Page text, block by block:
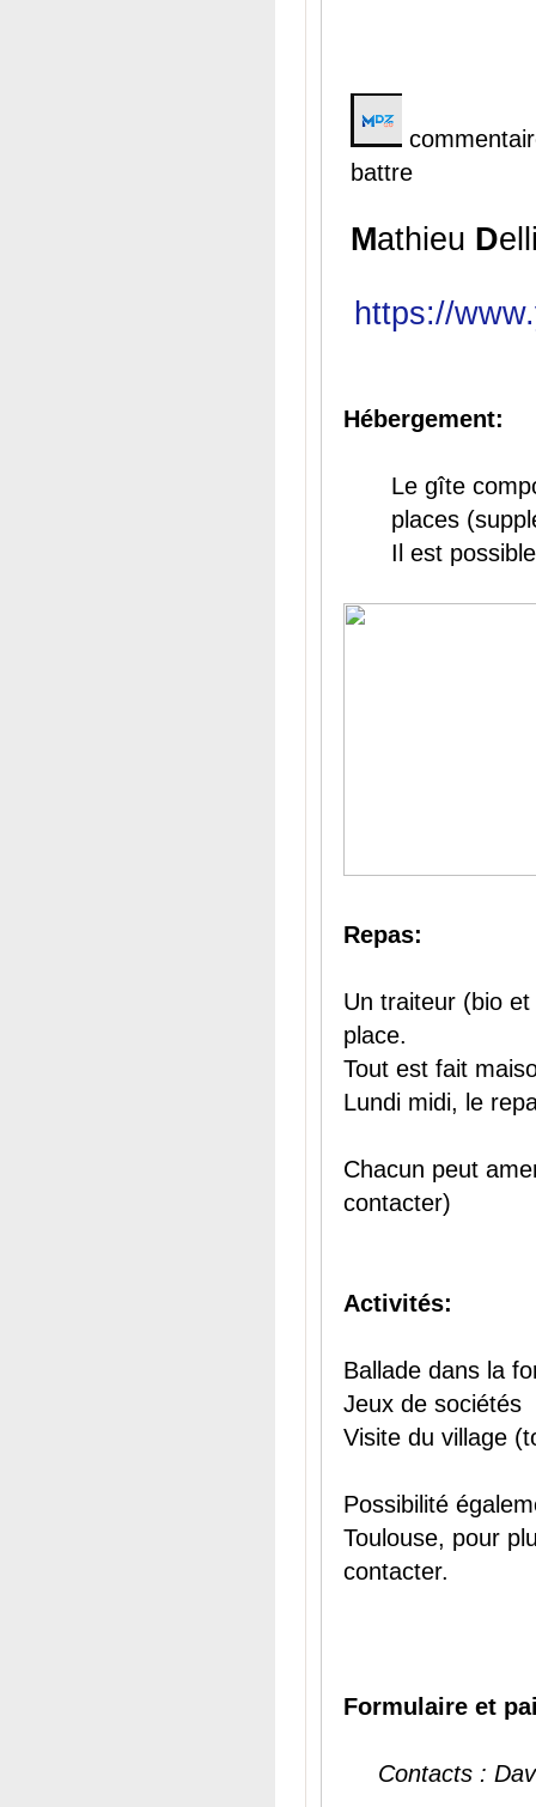
battre
Mathieu D
https://
Hébergement:
Le gîte
places
Il est
Repas:
Un traiteur (bio
place.
Tout est fait
Lundi midi, le
Chacun peut
contacter)
Activités:
Ballade dans la
Jeux de sociétés
Visite du village
Possibilité
Toulouse, pour
contacter.
Formulaire et
Contacts :